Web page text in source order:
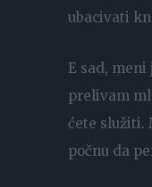
ubacivati
E sad,
prelivam
ćete služiti.
počnu da